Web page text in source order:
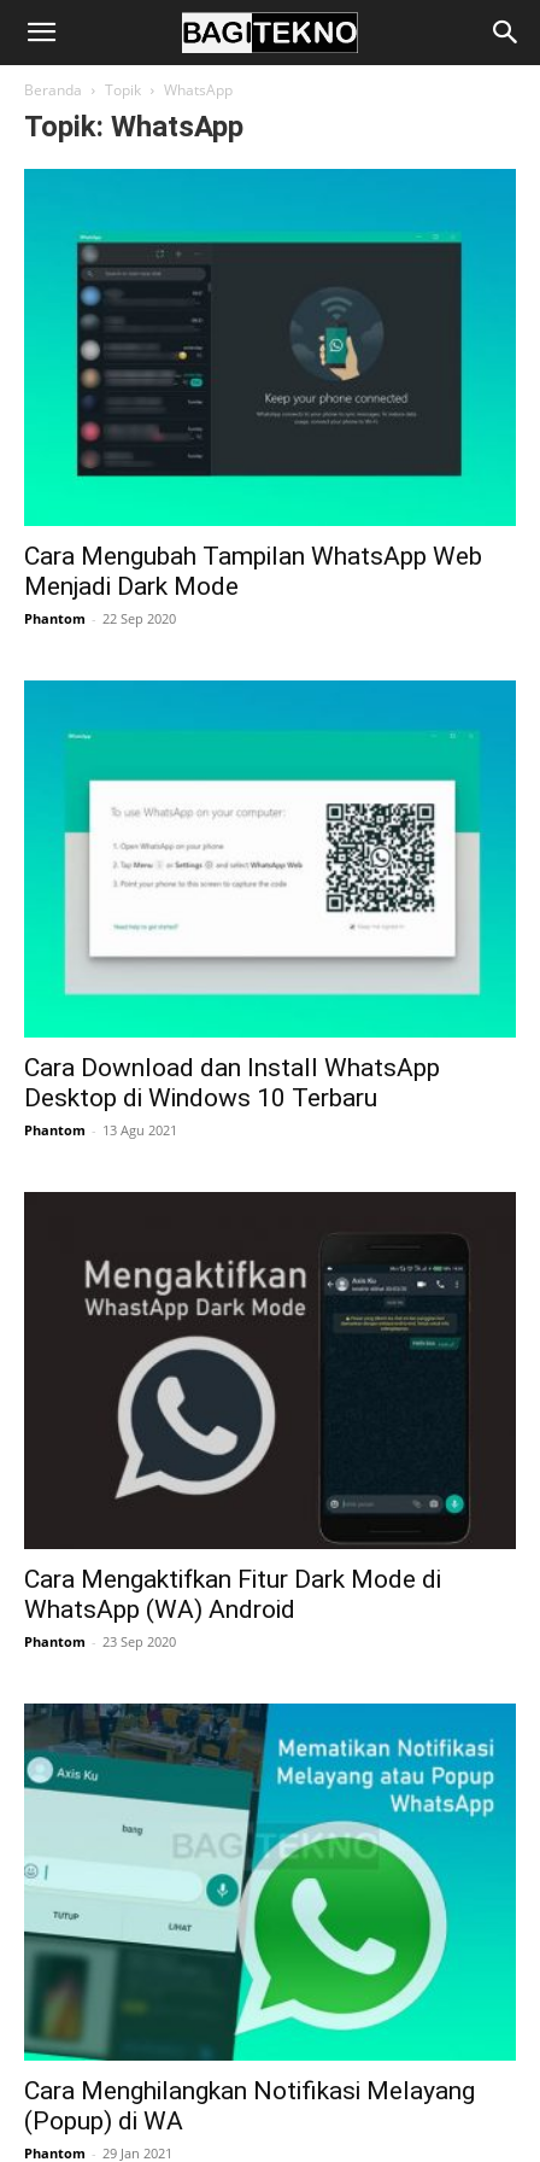
BagiTekno
Beranda Topik WhatsApp
Topik: WhatsApp
Cara Mengubah Tampilan WhatsApp Web
Menjadi Dark Mode
Phantom - 22 Sep 2020
Cara Download dan Install WhatsApp
Desktop di Windows 10 Terbaru
Phantom - 13 Agu 2021
Cara Mengaktifkan Fitur Dark Mode di
WhatsApp (WA) Android
Phantom - 23 Sep 2020
Cara Menghilangkan Notifikasi Melayang
(Popup) di WA
Phantom - 29 Jan 2021